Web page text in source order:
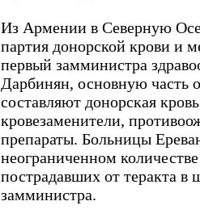
Из Армении в Северную
партия донорской крови и
первый замминистра
Дарбинян, основную часть
составляют донорская
кровезаменители,
препараты. Больницы
неограниченном
пострадавших от теракта в
замминистра.